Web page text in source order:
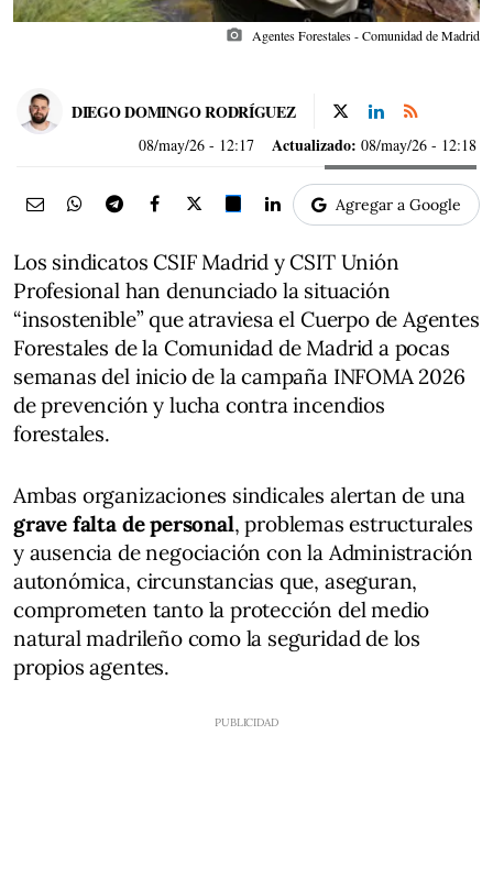
photo_camera Agentes Forestales - Comunidad de Madrid
DIEGO DOMINGO RODRÍGUEZ
08/may/26 - 12:17 Actualizado: 08/may/26 - 12:18
Agregar a Google
Los sindicatos CSIF Madrid y CSIT Unión
Profesional han denunciado la situación
“insostenible” que atraviesa el Cuerpo de Agentes
Forestales de la Comunidad de Madrid a pocas
semanas del inicio de la campaña INFOMA 2026
de prevención y lucha contra incendios
forestales.
Ambas organizaciones sindicales alertan de una
grave falta de personal, problemas estructurales
y ausencia de negociación con la Administración
autonómica, circunstancias que, aseguran,
comprometen tanto la protección del medio
natural madrileño como la seguridad de los
propios agentes.